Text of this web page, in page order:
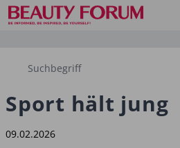
Sport hält jung
09.02.2026